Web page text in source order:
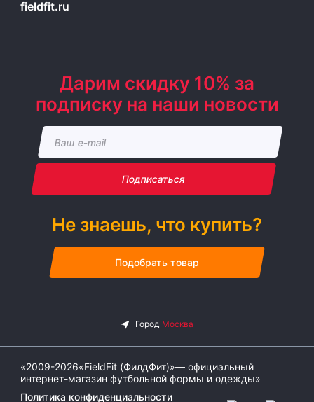
fieldfit.ru
Дарим скидку 10% за
подписку на наши новости
Подписаться
Не знаешь, что купить?
Подобрать товар
«2009-2026«FieldFit (ФилдФит)»— официальный
интернет-магазин футбольной формы и одежды»
Политика конфиденциальности